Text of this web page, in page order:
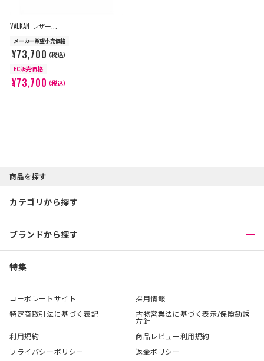
VALKAN レザー...
メーカー希望小売価格
¥73,700（税込）
EC販売価格
¥73,700（税込）
商品を探す
カテゴリから探す
ブランドから探す
特集
コーポレートサイト
採用情報
特定商取引法に基づく表記
古物営業法に基づく表示/保険勧誘
方針
利用規約
商品レビュー利用規約
プライバシーポリシー
返金ポリシー